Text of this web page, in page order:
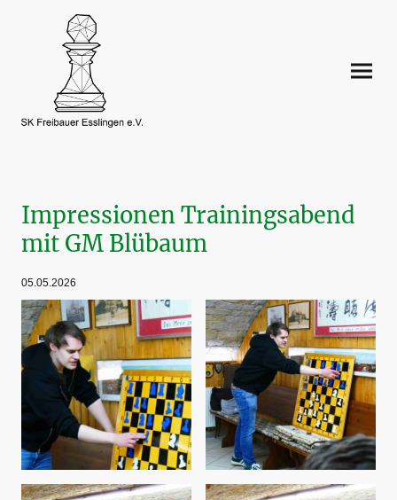
Impressionen Trainingsabend
mit GM Blübaum
05.05.2026